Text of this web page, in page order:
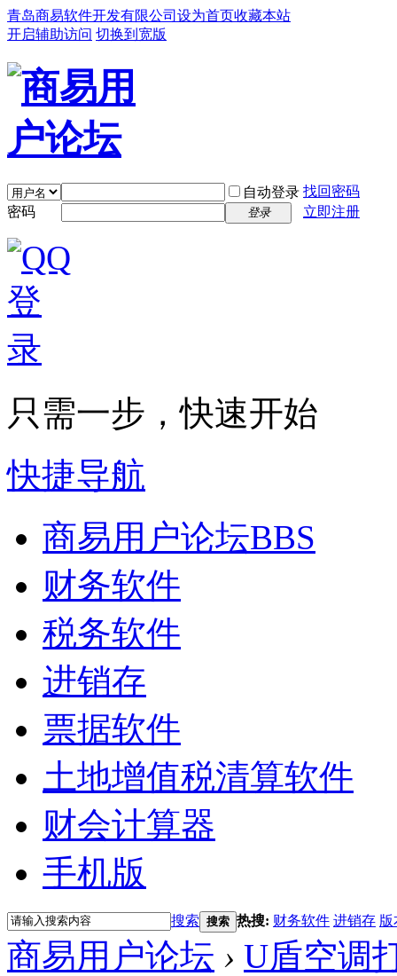
青岛商易软件开发有限公司 设为首页收藏本站
开启辅助访问 切换到宽版
自动登录 找回密码
密码
登录 立即注册
只需一步，快速开始
快捷导航
商易用户论坛BBS
财务软件
税务软件
进销存
票据软件
土地增值税清算软件
财会计算器
手机版
搜索 搜索 热搜: 财务软件 进销存 版
商易用户论坛 › U盾空调